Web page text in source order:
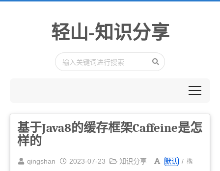
轻山-知识分享
基于Java8的缓存框架Caffeine是怎
样的
qingshan 2023-07-23 知识分享 默认 / 楷